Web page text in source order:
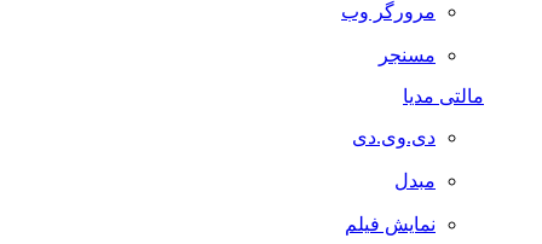
مرورگر وب
مسنجر
مالتی مدیا
دی.وی.دی
مبدل
نمایش فیلم